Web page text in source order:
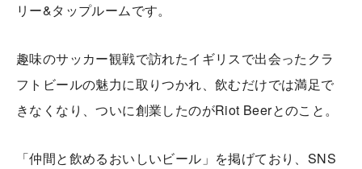
リー&タップルームです。
趣味のサッカー観戦で訪れたイギリスで出会ったクラ
フトビールの魅力に取りつかれ、飲むだけでは満足で
きなくなり、ついに創業したのがRiot Beerとのこと。
「仲間と飲めるおいしいビール」を掲げており、SNS